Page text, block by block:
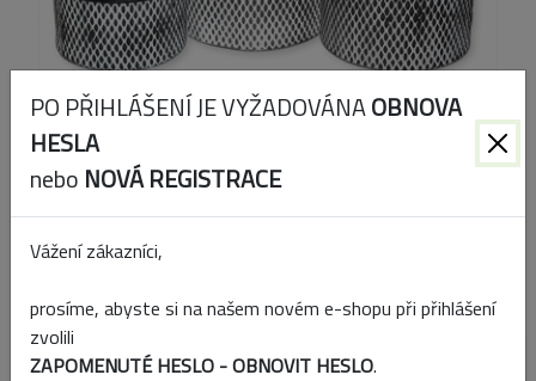
Kód produktu:
Přidat k porovnání
PO PŘIHLÁŠENÍ JE VYŽADOVÁNAOBNOVA
HESLA
nebo NOVÁ REGISTRACE
Vážení zákazníci,
prosíme, abyste si na našem novém e-shopu při přihlášení
zvolili
ZAPOMENUTÉ HESLO - OBNOVIT HESLO.